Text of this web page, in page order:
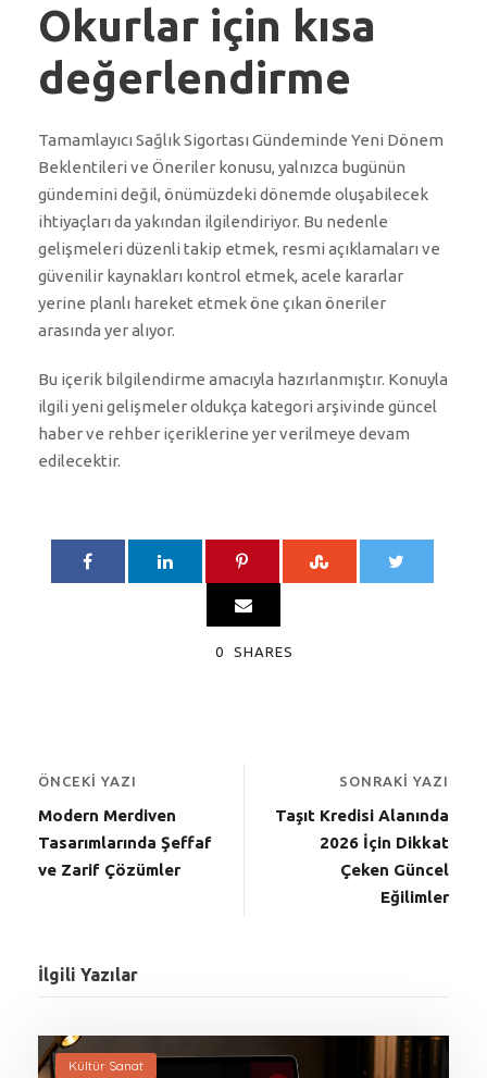
Okurlar için kısa
değerlendirme
Tamamlayıcı Sağlık Sigortası Gündeminde Yeni Dönem
Beklentileri ve Öneriler konusu, yalnızca bugünün
gündemini değil, önümüzdeki dönemde oluşabilecek
ihtiyaçları da yakından ilgilendiriyor. Bu nedenle
gelişmeleri düzenli takip etmek, resmi açıklamaları ve
güvenilir kaynakları kontrol etmek, acele kararlar
yerine planlı hareket etmek öne çıkan öneriler
arasında yer alıyor.
Bu içerik bilgilendirme amacıyla hazırlanmıştır. Konuyla
ilgili yeni gelişmeler oldukça kategori arşivinde güncel
haber ve rehber içeriklerine yer verilmeye devam
edilecektir.
0 SHARES
ÖNCEKI YAZI
Modern Merdiven
Tasarımlarında Şeffaf
ve Zarif Çözümler
SONRAKI YAZI
Taşıt Kredisi Alanında
2026 İçin Dikkat
Çeken Güncel
Eğilimler
İlgili Yazılar
Kültür Sanat